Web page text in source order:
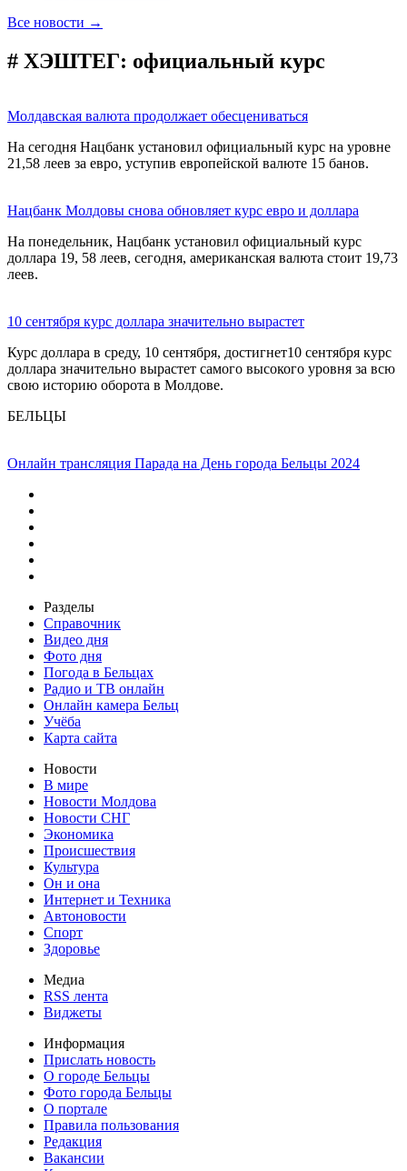
Все новости →
# ХЭШТЕГ: официальный курс
Молдавская валюта продолжает обесцениваться
На сегодня Нацбанк установил официальный курс на уровне
21,58 леев за евро, уступив европейской валюте 15 банов.
Нацбанк Молдовы снова обновляет курс евро и доллара
На понедельник, Нацбанк установил официальный курс
доллара 19, 58 леев, сегодня, американская валюта стоит 19,73
леев.
10 сентября курс доллара значительно вырастет
Курс доллара в среду, 10 сентября, достигнет10 сентября курс
доллара значительно вырастет самого высокого уровня за всю
свою историю оборота в Молдове.
БЕЛЬЦЫ
Онлайн трансляция Парада на День города Бельцы 2024
Разделы
Справочник
Видео дня
Фото дня
Погода в Бельцах
Радио и ТВ онлайн
Онлайн камера Бельц
Учёба
Карта сайта
Новости
В мире
Новости Молдова
Новости СНГ
Экономика
Происшествия
Культура
Он и она
Интернет и Техника
Автоновости
Спорт
Здоровье
Медиа
RSS лента
Виджеты
Информация
Прислать новость
О городе Бельцы
Фото города Бельцы
О портале
Правила пользования
Редакция
Вакансии